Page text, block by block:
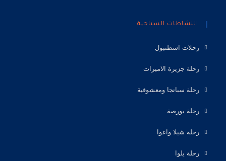
النشاطات السياحية
رحلات اسطنبول
رحلة جزيرة الاميرات
رحلة سبانجا ومعشوقية
رحلة بورصة
رحلة شيلا واغوا
رحلة يلوا